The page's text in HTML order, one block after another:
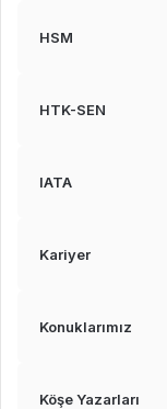
HSM
HTK-SEN
IATA
Kariyer
Konuklarımız
Köşe Yazarları